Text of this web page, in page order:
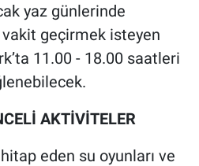
yaz günlerinde
geçirmek isteyen
11.00 - 18.00 saatleri
AKTİVİTELER
eden su oyunları ve